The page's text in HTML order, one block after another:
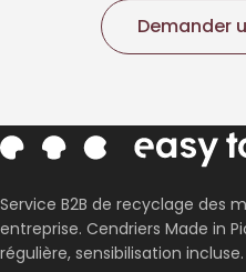
Demander
Service B2B de recyclage des
entreprise. Cendriers Made in
régulière, sensibilisation incluse.